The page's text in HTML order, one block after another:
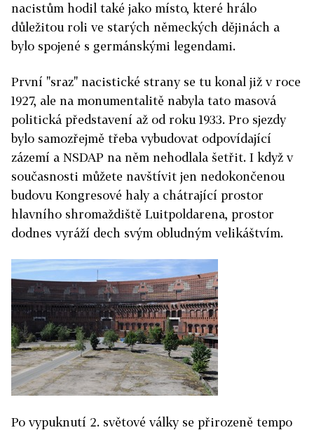
nacistům hodil také jako místo, které hrálo
důležitou roli ve starých německých dějinách a
bylo spojené s germánskými legendami.
První "sraz" nacistické strany se tu konal již v roce
1927, ale na monumentalitě nabyla tato masová
politická představení až od roku 1933. Pro sjezdy
bylo samozřejmě třeba vybudovat odpovídající
zázemí a NSDAP na něm nehodlala šetřit. I když v
současnosti můžete navštívit jen nedokončenou
budovu Kongresové haly a chátrající prostor
hlavního shromaždiště Luitpoldarena, prostor
dodnes vyráží dech svým obludným velikáštvím.
Po vypuknutí 2. světové války se přirozeně tempo